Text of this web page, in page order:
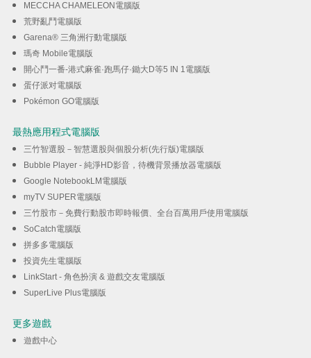
MECCHA CHAMELEON電腦版
荒野亂鬥電腦版
Garena® 三角洲行動電腦版
瑪奇 Mobile電腦版
開心鬥一番-港式麻雀·跑馬仔·鋤大D等5 IN 1電腦版
蛋仔派对電腦版
Pokémon GO電腦版
最熱應用程式電腦版
三竹智選股－智慧選股與個股分析(先行版)電腦版
Bubble Player - 純淨HD影音，待機背景播放器電腦版
Google NotebookLM電腦版
myTV SUPER電腦版
三竹股市－免費行動股市即時報價、全台百萬用戶使用電腦版
SoCatch電腦版
拼多多電腦版
投資先生電腦版
LinkStart - 角色扮演 & 遊戲交友電腦版
SuperLive Plus電腦版
更多遊戲
遊戲中心